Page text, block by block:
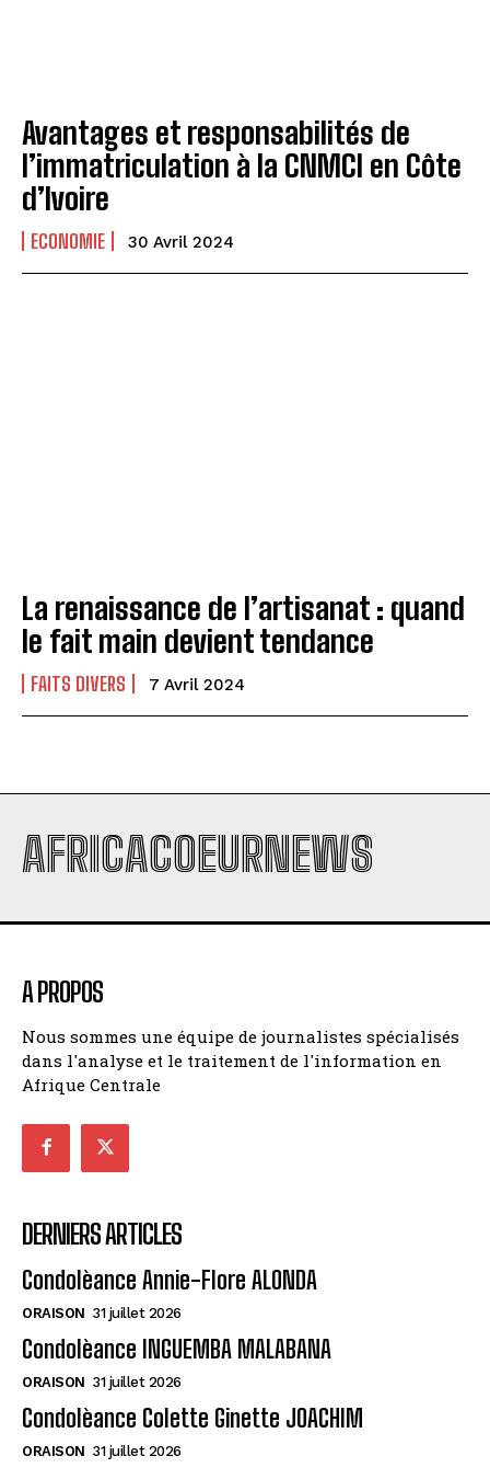
Avantages et responsabilités de
l’immatriculation à la CNMCI en Côte
d’Ivoire
ECONOMIE 30 Avril 2024
La renaissance de l’artisanat : quand
le fait main devient tendance
FAITS DIVERS 7 Avril 2024
AFRICACOEURNEWS
A PROPOS
Nous sommes une équipe de journalistes spécialisés
dans l'analyse et le traitement de l'information en
Afrique Centrale
DERNIERS ARTICLES
Condolèance Annie-Flore ALONDA
ORAISON 31 juillet 2026
Condolèance INGUEMBA MALABANA
ORAISON 31 juillet 2026
Condolèance Colette Ginette JOACHIM
ORAISON 31 juillet 2026